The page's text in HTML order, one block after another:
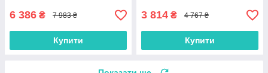
6 386 ₴ 7 983 ₴
Купити
3 814 ₴ 4 767 ₴
Купити